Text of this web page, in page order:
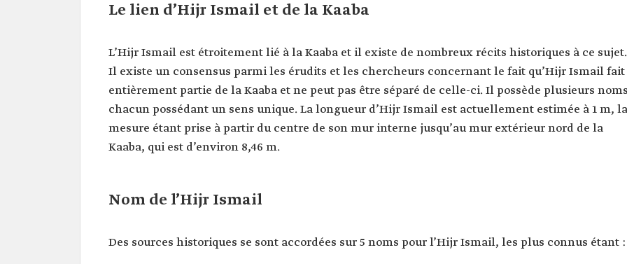
Le lien d’Hijr Ismail et de la Kaaba
L’Hijr Ismail est étroitement lié à la Kaaba et il existe de nombreux récits historiques à ce sujet.
Il existe un consensus parmi les érudits et les chercheurs concernant le fait qu’Hijr Ismail fait
entièrement partie de la Kaaba et ne peut pas être séparé de celle-ci. Il possède plusieurs
chacun possédant un sens unique. La longueur d’Hijr Ismail est actuellement estimée à 1 m, la
mesure étant prise à partir du centre de son mur interne jusqu’au mur extérieur nord de la
Kaaba, qui est d’environ 8,46 m.
Nom de l’Hijr Ismail
Des sources historiques se sont accordées sur 5 noms pour l’Hijr Ismail, les plus connus étant :